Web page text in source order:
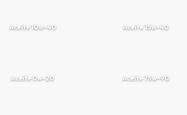
Aceite 10w-40 Aceite 15w-40
Aceite 0w-20 Aceite 75w-90